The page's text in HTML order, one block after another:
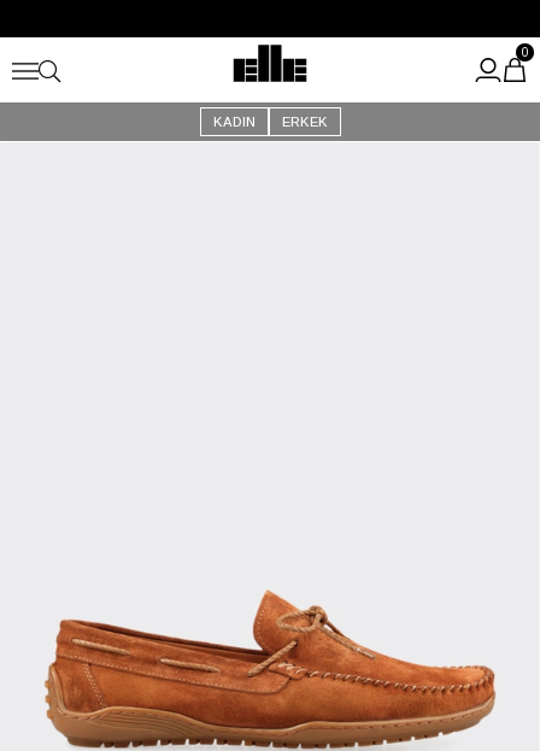
Kargo Ücretsiz!
KADIN ERKEK
0